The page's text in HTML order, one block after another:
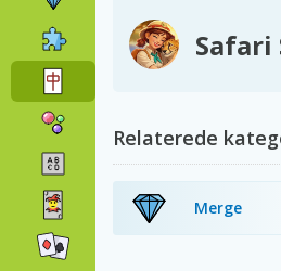
Relaterede
Merge